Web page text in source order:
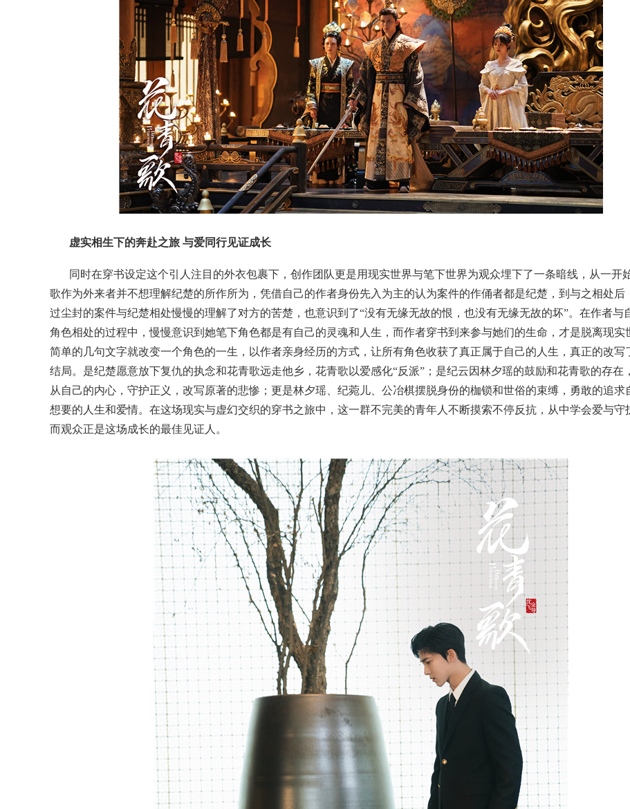
虚实相生下的奔赴之旅 与爱同行见证成长
同时在穿书设定这个引人注目的外衣包裹下，创作团队更是用现实世界与笔下世界为观众埋下了一条暗线，从一开
歌作为外来者并不想理解纪楚的所作所为，凭借自己的作者身份先入为主的认为案件的作俑者都是纪楚，到与之相处后
过尘封的案件与纪楚相处慢慢的理解了对方的苦楚，也意识到了“没有无缘无故的恨，也没有无缘无故的坏”。在作者与
角色相处的过程中，慢慢意识到她笔下角色都是有自己的灵魂和人生，而作者穿书到来参与她们的生命，才是脱离现实
简单的几句文字就改变一个角色的一生，以作者亲身经历的方式，让所有角色收获了真正属于自己的人生，真正的改写
结局。是纪楚愿意放下复仇的执念和花青歌远走他乡，花青歌以爱感化“反派”；是纪云因林夕瑶的鼓励和花青歌的存在
从自己的内心，守护正义，改写原著的悲惨；更是林夕瑶、纪菀儿、公冶棋摆脱身份的枷锁和世俗的束缚，勇敢的追求
想要的人生和爱情。在这场现实与虚幻交织的穿书之旅中，这一群不完美的青年人不断摸索不停反抗，从中学会爱与守
而观众正是这场成长的最佳见证人。